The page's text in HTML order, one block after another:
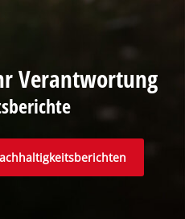
Verantwortung